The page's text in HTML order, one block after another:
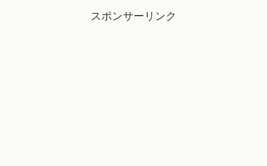
スポンサーリンク